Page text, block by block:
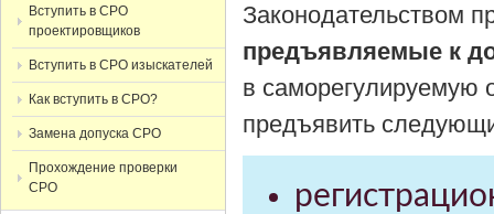
Законодательством
предъявляемые к
в саморегулируемую
предъявить
Вступить в СРО
проектировщиков
Вступить в СРО изыскателей
Как вступить в СРО?
Замена допуска СРО
Прохождение проверки
СРО